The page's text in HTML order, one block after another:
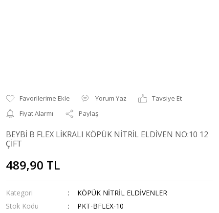
Yorum Yaz
Tavsiye Et
Fiyat Alarmı
Paylaş
BEYBİ B FLEX LİKRALI KÖPÜK NİTRİL ELDİVEN NO:10 12
ÇİFT
489,90 TL
Kategori
KÖPÜK NİTRİL ELDİVENLER
Stok Kodu
PKT-BFLEX-10